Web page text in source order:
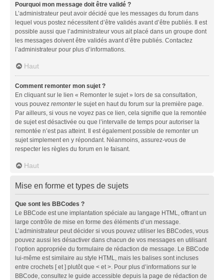
Pourquoi mon message doit être validé ?
L’administrateur peut avoir décidé que les messages du forum dans
lequel vous postez nécessitent d’être validés avant d’être publiés. Il est
possible aussi que l’administrateur vous ait placé dans un groupe dont
les messages doivent être validés avant d’être publiés. Contactez
l’administrateur pour plus d’informations.
Haut
Comment remonter mon sujet ?
En cliquant sur le lien « Remonter le sujet » lors de sa consultation,
vous pouvez remonterle sujet en haut du forum sur la première page.
Par ailleurs, si vous ne voyez pas ce lien, cela signifie que la remontée
de sujet est désactivée ou que l’intervalle de temps pour autoriser la
remontée n’est pas atteint. Il est également possible de remonter un
sujet simplement en y répondant. Néanmoins, assurez-vous de
respecter les règles du forum en le faisant.
Haut
Mise en forme et types de sujets
Que sont les BBCodes ?
Le BBCode est une implantation spéciale au langage HTML, offrant un
large contrôle de mise en forme des éléments d’un message.
L’administrateur peut décider si vous pouvez utiliser les BBCodes, vous
pouvez aussi les désactiver dans chacun de vos messages en utilisant
l’option appropriée du formulaire de rédaction de message. Le BBCode
lui-même est similaire au style HTML, mais les balises sont incluses
entre crochets [ et ] plutôt que < et >. Pour plus d’informations sur le
BBCode, consultez le guide accessible depuis la page de rédaction de